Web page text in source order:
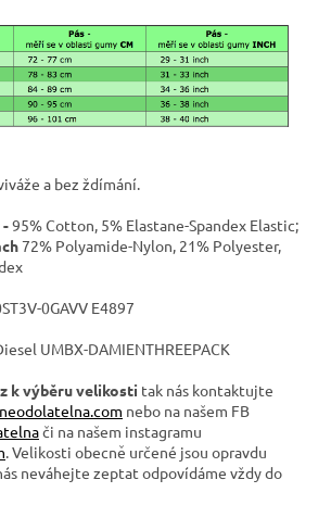
a bez ždímání.
-95% Cotton, 5% Elastane-Spandex Elastic;
72% Polyamide-Nylon, 21% Polyester,
0GAVV E4897
UMBX-DAMIENTHREEPACK
k výběru velikosti tak nás kontaktujte
nebo na našem FB
či na našem instagramu
. Velikosti obecně určené jsou opravdu
neváhejte zeptat odpovídáme vždy do